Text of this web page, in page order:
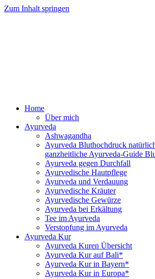
Zum Inhalt springen
Home
Über mich
Ayurveda
Ashwagandha
Ayurveda Bluthochdruck
ganzheitliche Ayurveda-Guide
Ayurveda gegen Durchfall
Ayurvedische Hautpflege
Ayurveda und Verdauung
Ayurvedische Kräuter
Ayurvedische Gewürze
Ayurveda bei Erkältung
Tee im Ayurveda
Verstopfung im Ayurveda
Ayurveda Kur
Ayurveda Kuren Übersicht
Ayurveda Kur auf Bali*
Ayurveda Kur in Bayern*
Ayurveda Kur in Europa*